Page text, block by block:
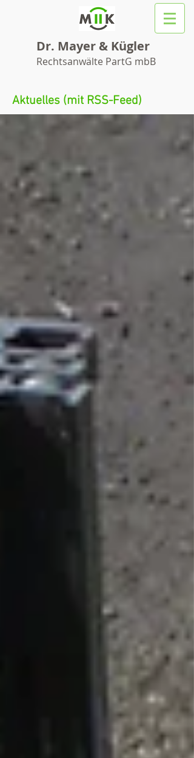
Dr. Mayer & Kügler
Rechtsanwälte PartG mbB
Aktuelles (mit RSS-Feed)